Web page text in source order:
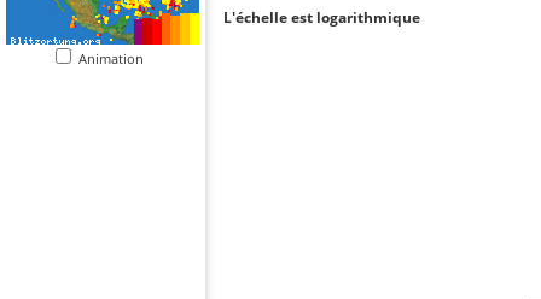
Animation
L'échelle est logarithmique